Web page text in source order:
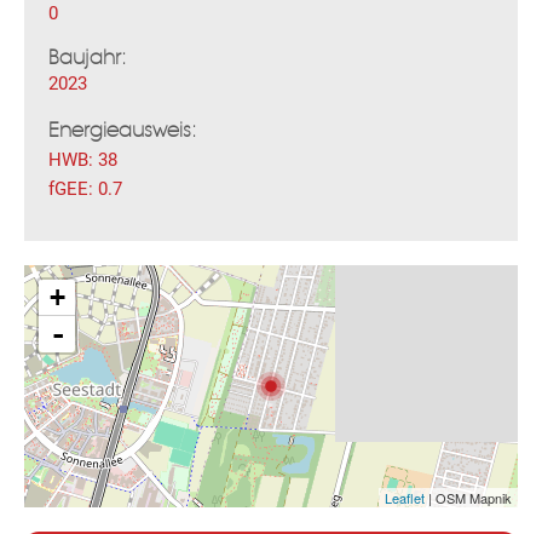
0
Baujahr:
2023
Energieausweis:
HWB: 38
fGEE: 0.7
+
-
Leaflet | OSM Mapnik